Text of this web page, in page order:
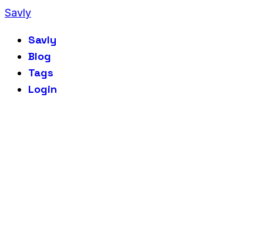
Savly
Savly
Blog
Tags
Login